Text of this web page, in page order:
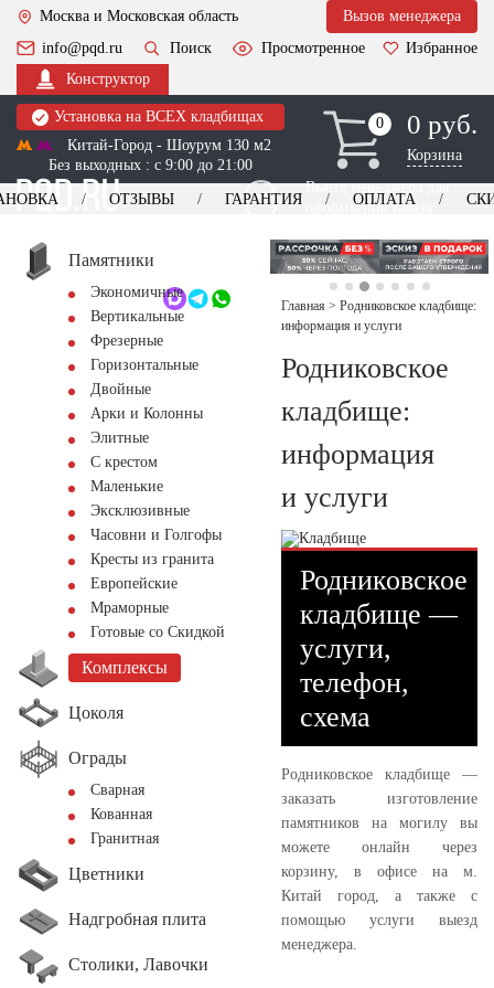
Москва и Московская область
Вызов менеджера
info@pqd.ru
Поиск Просмотренное
Избранное
Конструктор
Установка на ВСЕХ кладбищах
Китай-Город - Шоурум 130 м2
Без выходных : с 9:00 до 21:00
0
0 0 руб.
Корзина
Выезд менеджера для
оформления заказа
+7 (495) 518-44-23
Обратный звонок
ОТЗЫВЫ ГАРАНТИЯ ОПЛАТА
Памятники
Экономичные
Вертикальные
Фрезерные
Горизонтальные
Двойные
Арки и Колонны
Элитные
С крестом
Маленькие
Эксклюзивные
Часовни и Голгофы
Кресты из гранита
Европейские
Мраморные
Готовые со Скидкой
Комплексы
Цоколя
Ограды
Сварная
Кованная
Гранитная
Цветники
Надгробная плита
Столики, Лавочки
Главная > Родниковское кладбище:
информация и услуги
Родниковское
кладбище:
информация
и услуги
Родниковское
кладбище —
услуги,
телефон,
схема
Родниковское кладбище —
заказать изготовление
памятников на могилу вы
можете онлайн через
корзину, в офисе на м.
Китай город, а также с
помощью услуги выезд
менеджера.